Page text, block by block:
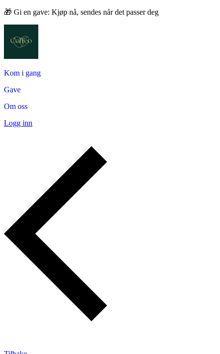
🎁 Gi en gave: Kjøp nå, sendes når det passer deg
Kom i gang
Gave
Om oss
Logg inn